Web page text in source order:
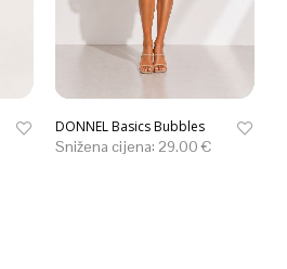
DONNEL Basics Bubbles
Snižena cijena: 29.00€